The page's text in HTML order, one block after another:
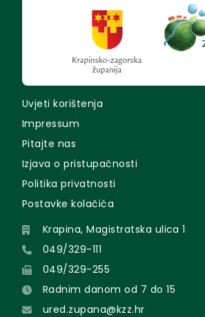
Uvjeti korištenja
Impressum
Pitajte nas
Izjava o pristupačnosti
Politika privatnosti
Postavke kolačića
Krapina, Magistratska ulica 1
049/329-111
049/329-255
Radnim danom od 7 do 15
ured.zupana@kzz.hr